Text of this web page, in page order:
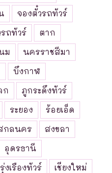
จองตั๋วรถทัวร์
ถทัวร์
ตาก
ม
นครราชสีมา
บึงกาฬ
ก
ภูกระดึงทัวร์
ระยอง
ร้อยเอ็ด
กลนคร
สงขลา
อุดรธานี
งเรืองทัวร์
เชียงใหม่